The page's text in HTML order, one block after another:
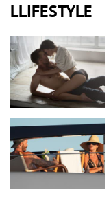
LLIFESTYLE